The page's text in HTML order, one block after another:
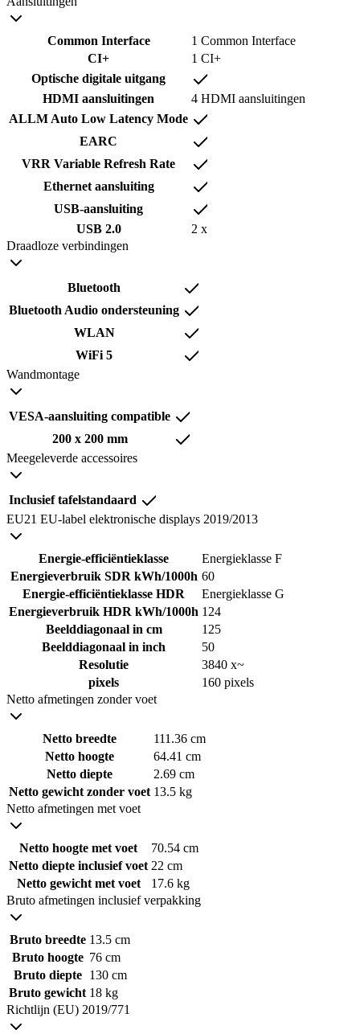
Common Interface
1 Common Interface
CI+
1 CI+
Optische digitale uitgang
HDMI aansluitingen
4 HDMI aansluitingen
ALLM Auto Low Latency Mode
EARC
VRR Variable Refresh Rate
Ethernet aansluiting
USB-aansluiting
USB 2.0
2 x
Draadloze verbindingen
Bluetooth
Bluetooth Audio ondersteuning
WLAN
WiFi 5
Wandmontage
VESA-aansluiting compatible
200 x 200 mm
Meegeleverde accessoires
Inclusief tafelstandaard
EU21 EU-label elektronische displays 2019/2013
Energie-efficiëntieklasse
Energieklasse F
Energieverbruik SDR kWh/1000h 60
Energie-efficiëntieklasse HDR
Energieklasse G
Energieverbruik HDR kWh/1000h 124
Beelddiagonaal in cm
125
Beelddiagonaal in inch
50
Resolutie
3840 x~
pixels
160 pixels
Netto afmetingen zonder voet
Netto breedte
111.36 cm
Netto hoogte
64.41 cm
Netto diepte
2.69 cm
Netto gewicht zonder voet 13.5 kg
Netto afmetingen met voet
Netto hoogte met voet
70.54 cm
Netto diepte inclusief voet 22 cm
Netto gewicht met voet
17.6 kg
Bruto afmetingen inclusief verpakking
Bruto breedte 13.5 cm
Bruto hoogte 76 cm
Bruto diepte
130 cm
Bruto gewicht 18 kg
Richtlijn (EU) 2019/771